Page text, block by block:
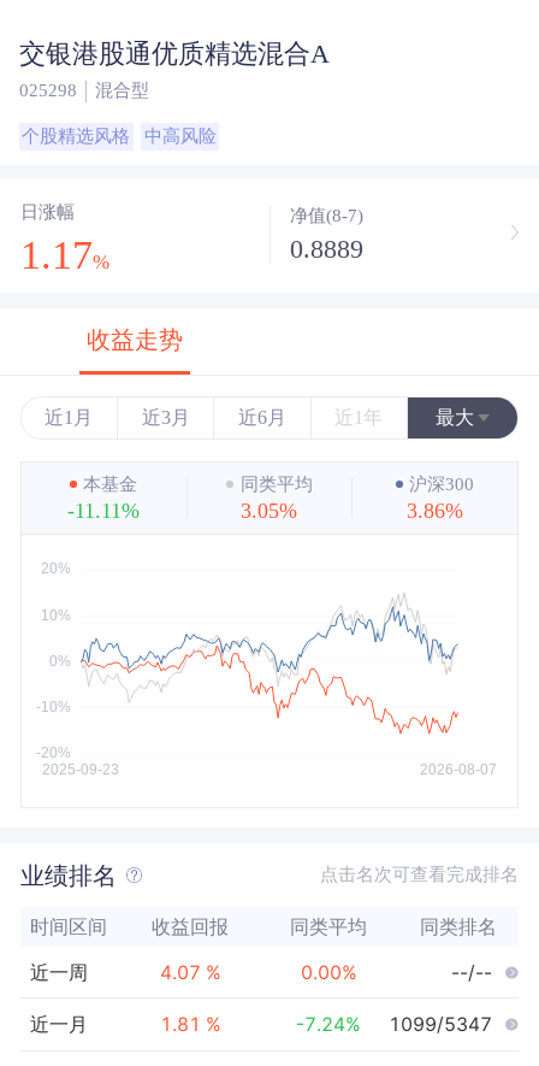
交银港股通优质精选混合A
025298 混合型
个股精选风格 中高风险
日涨幅
1.17%
净值(8-7)
0.8889
收益走势
近1月 近3月 近6月 近1年 最大
近3年
近5年
本基金
-11.11%
同类平均
3.05%
沪深300
3.86%
业绩排名 点击名次可查看完成排名
时间区间 收益回报 同类平均 同类排名
近一周 4.07 % 0.00% --/--
近一月 1.81 % -7.24% 1099/5347